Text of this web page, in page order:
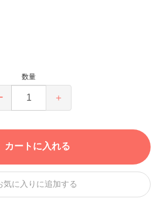
数量
＋
カートに入れる
気に入りに追加する